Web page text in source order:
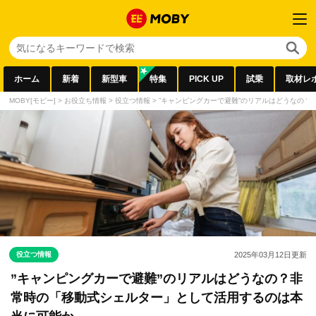
ホーム 新着 新型車 特集 PICK UP 試乗 取材レ
MOBY[モビー] > お役立ち情報 > 役立つ情報 > ”キャンピングカーで避難”のリアルはどうなの
役立つ情報 2025年03月12日更新
”キャンピングカーで避難”のリアルはどうなの？非
常時の「移動式シェルター」として活用するのは本